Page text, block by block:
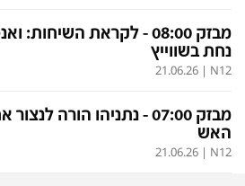
ספורט
דעות ופרשנויות
בריאות
מדע וסביבה
כַּבֵּד
שאלה
מבזק 08:00 - לקראת השיחות:
נחת בשווייץ
N12
|
21.06.26
מבזק 07:00 - נתניהו הורה לנצור
האש
N12
|
21.06.26